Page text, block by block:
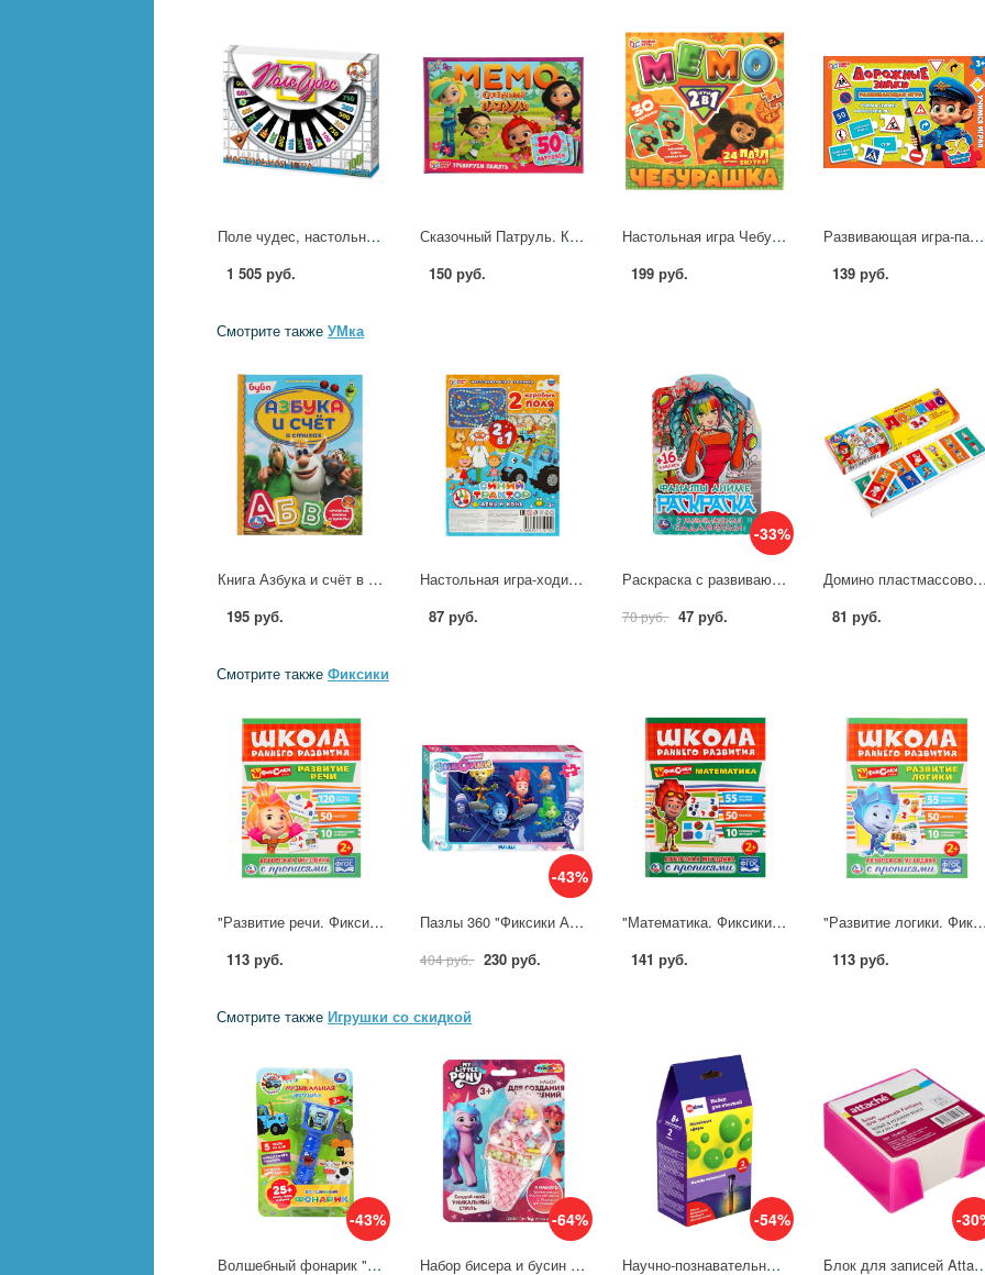
Поле чудес, настольная игра Десятое Королевство 00154ДК
1 505 руб.
Сказочный Патруль. Карточная игра мемо. (50 карточек). Тренируем память, серия Умные игры 4630115527251
150 руб.
Настольная игра Чебурашка. Мемо 2в1 Умные игры 4660254462038
199 руб.
Развивающая игра-пазл Дорожные знаки Умные игры 4660254450912
139 руб.
Смотрите также УМка
Книга Азбука и счёт в стихах. Буба Детская библиотека Умка 978-5-506-06010-9
195 руб.
Настольная игра-ходилка 2в1 Синий Трактор. День и ночь Умные игры 4660254410152
87 руб.
-33%
Раскраска с развивающими заданиями Фанаты аниме УМка 978-5-506-08177-7
70 руб. 47 руб.
Домино пластмассовое "Умные игры" любимые герои К.Чуковский 3-в-1 Умка 4690590112120
81 руб.
Смотрите также Фиксики
"Развитие речи. Фиксики" обучающая активити, 50 наклеек Умка 978-5-506-02049-3
113 руб.
-43%
Пазлы 360 "Фиксики Аэроплан" Степ пазл (Step) 96106
404 руб. 230 руб.
"Математика. Фиксики" обучающая активити, 50 наклеек Умка 978-5-506-02051-6
141 руб.
"Развитие логики. Фиксики" обучающая активити, 50 наклеек Умка 978-5-506-01958-9
113 руб.
Смотрите также Игрушки со скидкой
-43%
Волшебный фонарик "Синий Трактор" УМка HT1277-R1
-64%
Набор бисера и бусин Мороженое. Милые пони МУЛЬТИ АРТ BEADSET-MLPICECREAM
-54%
Научно-познавательный набор 2в1: Битва металлов +аква слайм ON TIME EX238T
-
Блок для записей Attache Fantasy 90x90x50 мм